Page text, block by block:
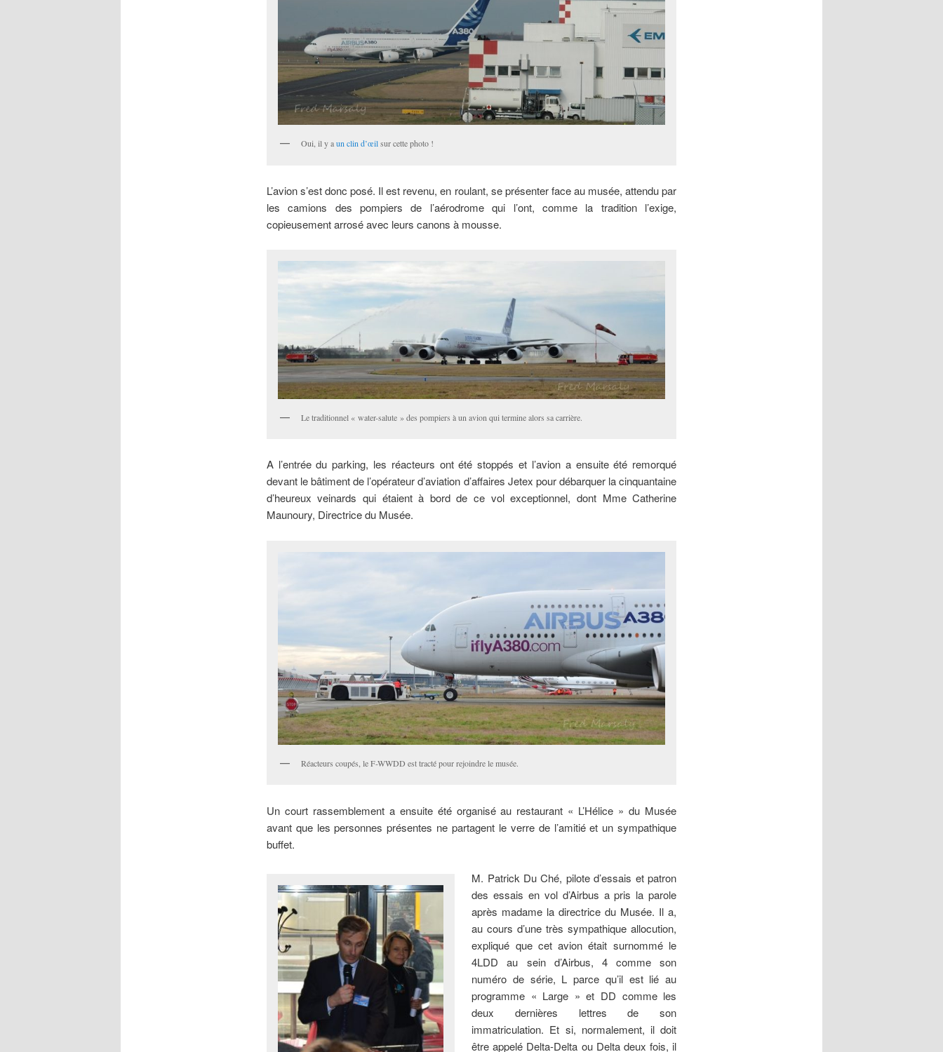
Oui, il y aun clin d’œilsur cette photo !
L’avion s’est donc posé. Il est revenu, en roulant, se présenter face au musée, attendu par
les camions des pompiers de l’aérodrome qui l’ont, comme la tradition l’exige,
copieusement arrosé avec leurs canons à mousse.
Le traditionnel « water-salute » des pompiers à un avion qui termine alors sa carrière.
A l’entrée du parking, les réacteurs ont été stoppés et l’avion a ensuite été remorqué
devant le bâtiment de l’opérateur d’aviation d’affaires Jetex pour débarquer la cinquantaine
d’heureux veinards qui étaient à bord de ce vol exceptionnel, dont Mme Catherine
Maunoury, Directrice du Musée.
Réacteurs coupés, le F-WWDD est tracté pour rejoindre le musée.
Un court rassemblement a ensuite été organisé au restaurant « L’Hélice » du Musée
avant que les personnes présentes ne partagent le verre de l’amitié et un sympathique
buffet.
M. Patrick Du Ché, pilote d’essais et patron
des essais en vol d’Airbus a pris la parole
après madame la directrice du Musée. Il a,
au cours d’une très sympathique allocution,
expliqué que cet avion était surnommé le
4LDD au sein d’Airbus, 4 comme son
numéro de série, L parce qu’il est lié au
programme « Large » et DD comme les
deux dernières lettres de son
immatriculation. Et si, normalement, il doit
être appelé Delta-Delta ou Delta deux fois, il